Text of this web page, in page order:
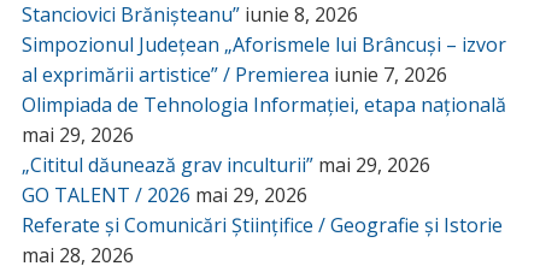
Stanciovici Brănișteanu” iunie 8, 2026
Simpozionul Județean „Aforismele lui Brâncuși – izvor
al exprimării artistice” / Premierea iunie 7, 2026
Olimpiada de Tehnologia Informației, etapa națională
mai 29, 2026
„Cititul dăunează grav inculturii” mai 29, 2026
GO TALENT / 2026 mai 29, 2026
Referate și Comunicări Științifice / Geografie și Istorie
mai 28, 2026